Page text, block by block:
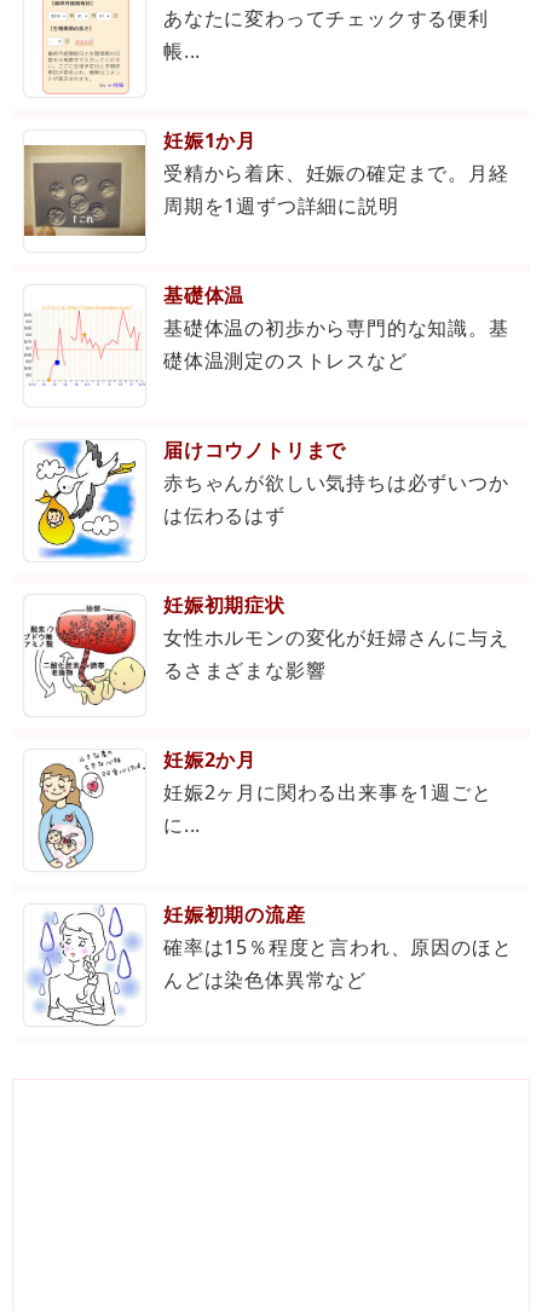
あなたに変わってチェックする便利
帳...
妊娠1か月
受精から着床、妊娠の確定まで。月経
周期を1週ずつ詳細に説明
基礎体温
基礎体温の初歩から専門的な知識。基
礎体温測定のストレスなど
届けコウノトリまで
赤ちゃんが欲しい気持ちは必ずいつか
は伝わるはず
妊娠初期症状
女性ホルモンの変化が妊婦さんに与え
るさまざまな影響
妊娠2か月
妊娠2ヶ月に関わる出来事を1週ごと
に...
妊娠初期の流産
確率は15％程度と言われ、原因のほと
んどは染色体異常など